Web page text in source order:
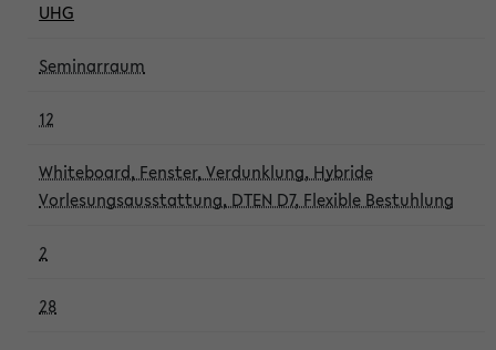
UHG
Seminarraum
12
Whiteboard, Fenster, Verdunklung, Hybride
Vorlesungsausstattung, DTEN D7, Flexible Bestuhlung
2
28